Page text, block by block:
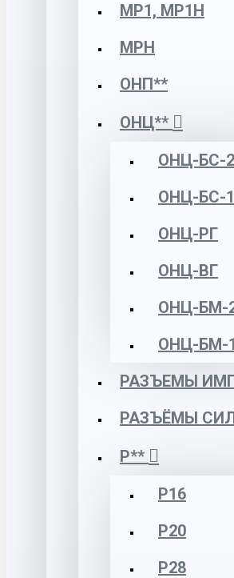
МР1, МР1Н
МРН
ОНП**
ОНЦ**
ОНЦ-БС-2
ОНЦ-БС-1
ОНЦ-РГ
ОНЦ-ВГ
ОНЦ-БМ-
ОНЦ-БМ-1
РАЗЪЕМЫ
РАЗЪЁМЫ
Р**
Р16
Р20
Р28